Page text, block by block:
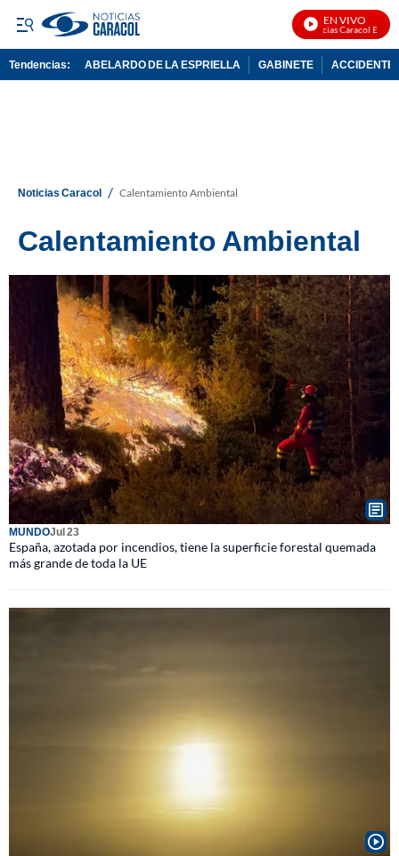
EN VIVO
Noticias Caracol En Vivo
Tendencias: ABELARDO DE LA ESPRIELLA GABINETE ACCIDENTE
Noticias Caracol / Calentamiento Ambiental
Calentamiento Ambiental
MUNDOJul 23
España, azotada por incendios, tiene la superficie forestal quemada
más grande de toda la UE